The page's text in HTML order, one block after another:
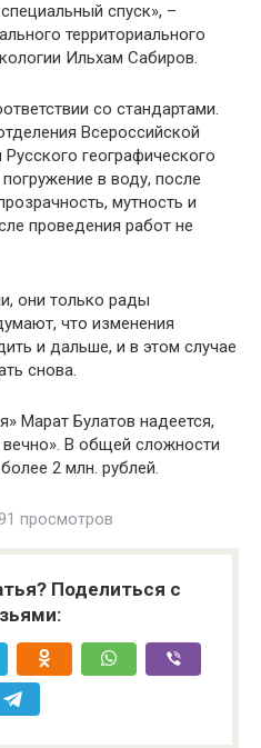
спуск», –
территориального
Ильхам Сабиров.
со стандартами.
Всероссийской
географического
в воду, после
мутность и
проведения работ не
они только рады
что изменения
и дальше, и в этом случае
снова.
Марат Булатов надеется,
вечно». В общей сложности
2 млн. рублей.
просмотров
Поделиться с